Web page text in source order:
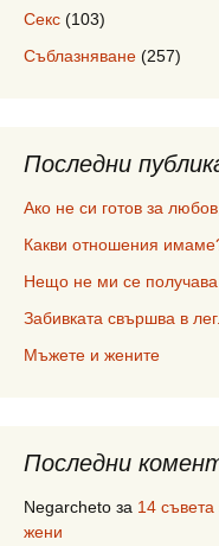
Секс (103)
Съблазняване (257)
Последни
Ако не си готов за
Какви отношения
Нещо не ми се получава
Забивката свършва в
Мъжете и жените
Последни
Negarcheto за 14
жени